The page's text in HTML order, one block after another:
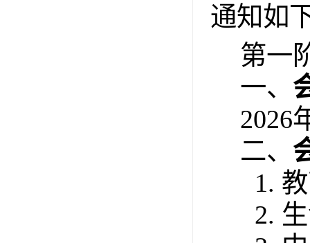
通知如
第一
一、
2026
二、
1.
2.